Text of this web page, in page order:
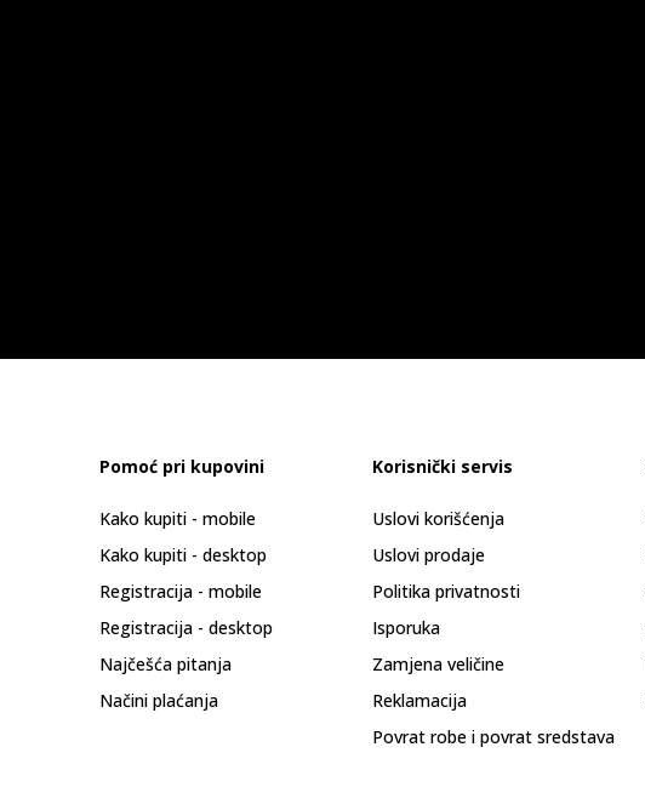
Pomoć pri kupovini
Kako kupiti - mobile
Kako kupiti - desktop
Registracija - mobile
Registracija - desktop
Najčešća pitanja
Načini plaćanja
Korisnički servis
Uslovi korišćenja
Uslovi prodaje
Politika privatnosti
Isporuka
Zamjena veličine
Reklamacija
Povrat robe i povrat sredstava